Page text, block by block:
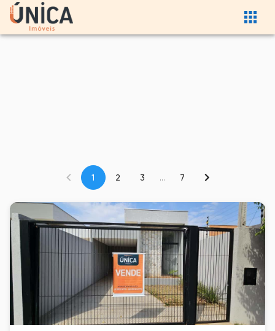
1 2 3 ... 7